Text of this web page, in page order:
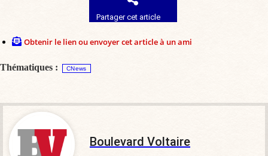
Partager cet article
Obtenir le lien ou envoyer cet article à un ami
Thématiques : CNews
Boulevard Voltaire